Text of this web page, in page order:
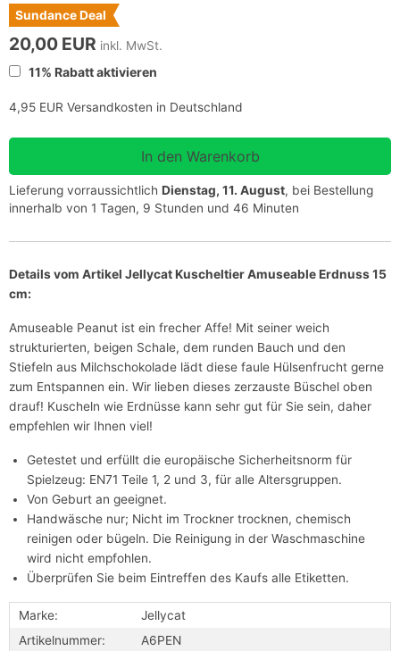
Sundance Deal
20,00 EUR inkl. MwSt.
11% Rabatt aktivieren
4,95 EUR Versandkosten in Deutschland
Lieferung vorraussichtlich Dienstag, 11. August, bei Bestellung
innerhalb von 1 Tagen, 9 Stunden und 46 Minuten
Details vom Artikel Jellycat Kuscheltier Amuseable Erdnuss 15
cm:
Amuseable Peanut ist ein frecher Affe! Mit seiner weich
strukturierten, beigen Schale, dem runden Bauch und den
Stiefeln aus Milchschokolade lädt diese faule Hülsenfrucht gerne
zum Entspannen ein. Wir lieben dieses zerzauste Büschel oben
drauf! Kuscheln wie Erdnüsse kann sehr gut für Sie sein, daher
empfehlen wir Ihnen viel!
Getestet und erfüllt die europäische Sicherheitsnorm für
Spielzeug: EN71 Teile 1, 2 und 3, für alle Altersgruppen.
Von Geburt an geeignet.
Handwäsche nur; Nicht im Trockner trocknen, chemisch
reinigen oder bügeln. Die Reinigung in der Waschmaschine
wird nicht empfohlen.
Überprüfen Sie beim Eintreffen des Kaufs alle Etiketten.
Marke:
Jellycat
Artikelnummer:
A6PEN